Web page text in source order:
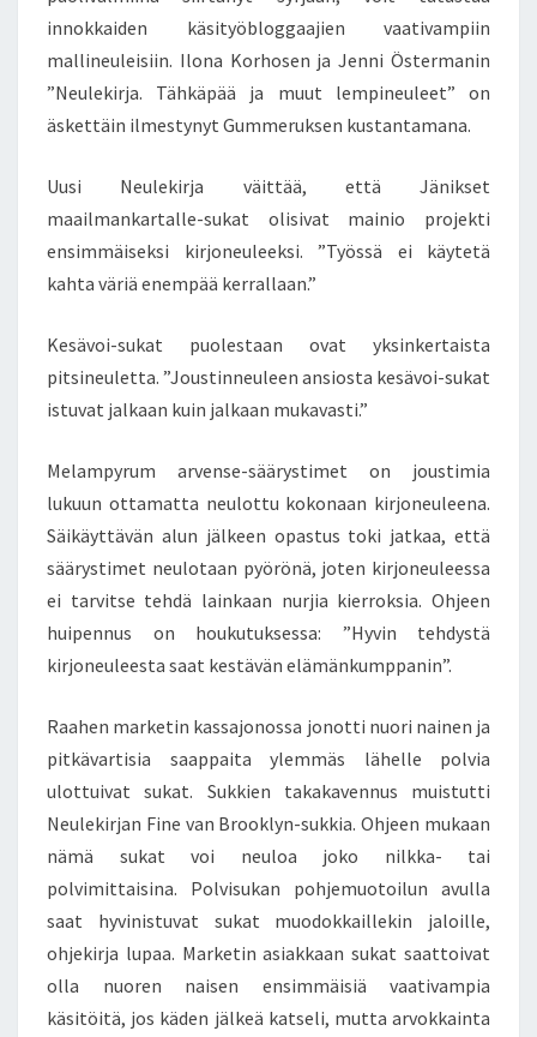
N
Y
T
P
S
I
!
innokkaiden käsityöbloggaajien vaativampiin
mallineuleisiin. Ilona Korhosen ja Jenni Östermanin
”Neulekirja. Tähkäpää ja muut lempineuleet” on
äskettäin ilmestynyt Gummeruksen kustantamana.
Uusi Neulekirja väittää, että Jänikset
maailmankartalle-sukat olisivat mainio projekti
ensimmäiseksi kirjoneuleeksi. ”Työssä ei käytetä
kahta väriä enempää kerrallaan.”
Kesävoi-sukat puolestaan ovat yksinkertaista
pitsineuletta. ”Joustinneuleen ansiosta kesävoi-sukat
istuvat jalkaan kuin jalkaan mukavasti.”
Melampyrum arvense-säärystimet on joustimia
lukuun ottamatta neulottu kokonaan kirjoneuleena.
Säikäyttävän alun jälkeen opastus toki jatkaa, että
säärystimet neulotaan pyörönä, joten kirjoneuleessa
ei tarvitse tehdä lainkaan nurjia kierroksia. Ohjeen
huipennus on houkutuksessa: ”Hyvin tehdystä
kirjoneuleesta saat kestävän elämänkumppanin”.
Raahen marketin kassajonossa jonotti nuori nainen ja
pitkävartisia saappaita ylemmäs lähelle polvia
ulottuivat sukat. Sukkien takakavennus muistutti
Neulekirjan Fine van Brooklyn-sukkia. Ohjeen mukaan
nämä sukat voi neuloa joko nilkka- tai
polvimittaisina. Polvisukan pohjemuotoilun avulla
saat hyvinistuvat sukat muodokkaillekin jaloille,
ohjekirja lupaa. Marketin asiakkaan sukat saattoivat
olla nuoren naisen ensimmäisiä vaativampia
käsitöitä, jos käden jälkeä katseli, mutta arvokkainta